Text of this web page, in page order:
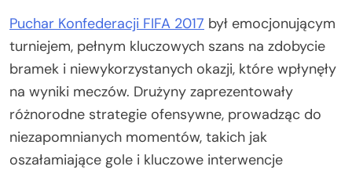
Puchar Konfederacji FIFA 2017 był emocjonującym
turniejem, pełnym kluczowych szans na zdobycie
bramek i niewykorzystanych okazji, które wpłynęły
na wyniki meczów. Drużyny zaprezentowały
różnorodne strategie ofensywne, prowadząc do
niezapomnianych momentów, takich jak
oszałamiające gole i kluczowe interwencje